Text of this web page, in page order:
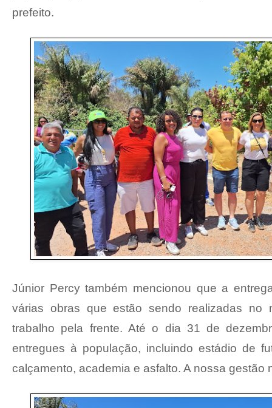
prefeito.
Júnior Percy também mencionou que a
várias obras que estão sendo realizadas no
trabalho pela frente. Até o dia 31 de
entregues à população, incluindo estádio de
calçamento, academia e asfalto. A nossa gestão